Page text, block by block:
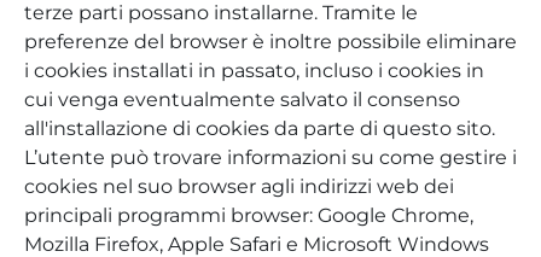
terze parti possano installarne. Tramite le
preferenze del browser è inoltre possibile eliminare
i cookies installati in passato, incluso i cookies in
cui venga eventualmente salvato il consenso
all'installazione di cookies da parte di questo sito.
L’utente può trovare informazioni su come gestire i
cookies nel suo browser agli indirizzi web dei
principali programmi browser: Google Chrome,
Mozilla Firefox, Apple Safari e Microsoft Windows